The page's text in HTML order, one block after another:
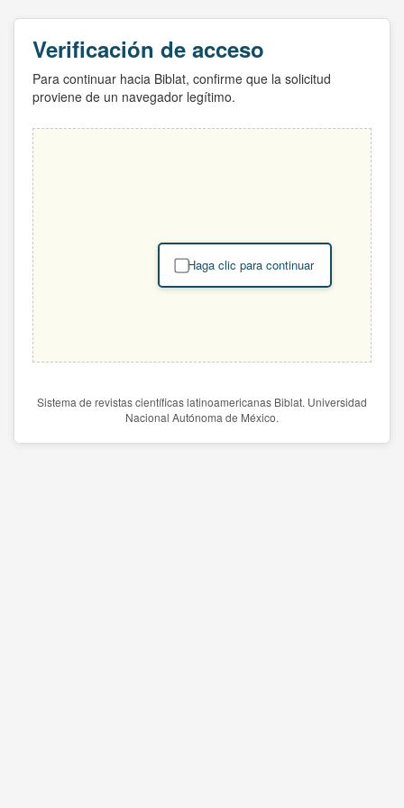
Verificación de acceso
Para continuar hacia Biblat, confirme que la solicitud
proviene de un navegador legítimo.
Haga clic para continuar
Sistema de revistas científicas latinoamericanas Biblat. Universidad
Nacional Autónoma de México.